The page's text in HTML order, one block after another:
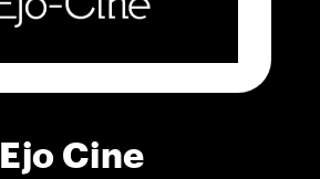
Ejo Cine